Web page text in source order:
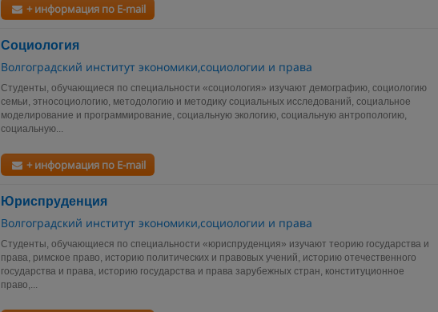
+ информация по E-mail
Социология
Волгоградский институт экономики,социологии и права
Студенты, обучающиеся по специальности «социология» изучают демографию, социологию
семьи, этносоциологию, методологию и методику социальных исследований, социальное
моделирование и программирование, социальную экологию, социальную антропологию,
социальную...
+ информация по E-mail
Юриспруденция
Волгоградский институт экономики,социологии и права
Студенты, обучающиеся по специальности «юриспруденция» изучают теорию государства и
права, римское право, историю политических и правовых учений, историю отечественного
государства и права, историю государства и права зарубежных стран, конституционное
право,...